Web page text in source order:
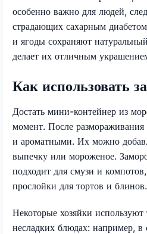
особенно важно для людей,
страдающих сахарным
и ягоды сохраняют
делает их отличным
Как использовать
Достать мини-контейнер из
момент. После
и ароматными. Их можно
выпечку или мороженое.
подходит для смузи и
прослойки для тортов и блинов.
Некоторые хозяйки используют
несладких блюдах: например, в